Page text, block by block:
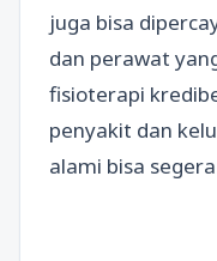
juga bisa
dan perawat
fisioterapi
penyakit dan
alami bisa